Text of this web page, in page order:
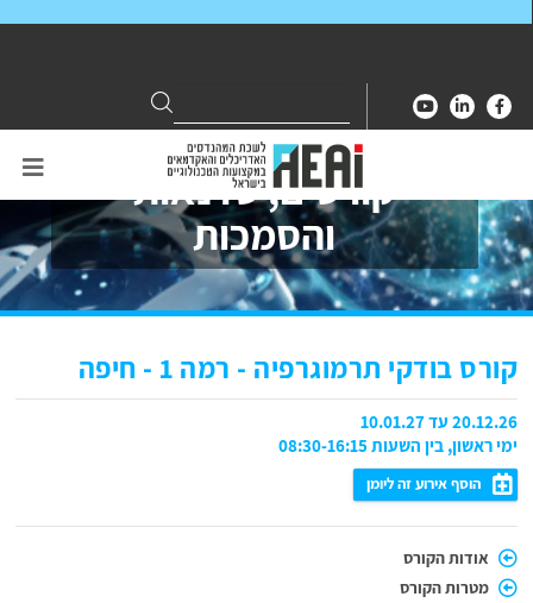
for:
Search
קורסים, סדנאות
והסמכות
קורס בודקי תרמוגרפיה - רמה 1 - חיפה
20.12.26 עד 10.01.27
ימי ראשון, בין השעות 08:30-16:15
הוסף אירוע זה ליומן
אודות הקורס
מטרות הקורס